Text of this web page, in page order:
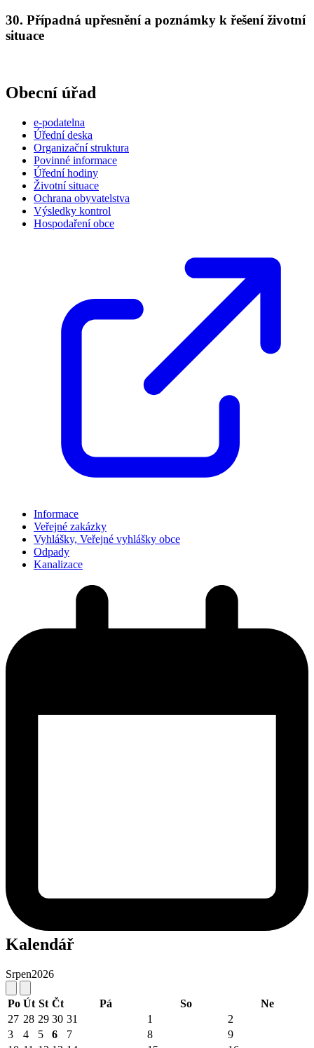
30. Případná upřesnění a poznámky k řešení životní
situace
Obecní úřad
e-podatelna
Úřední deska
Organizační struktura
Povinné informace
Úřední hodiny
Životní situace
Ochrana obyvatelstva
Výsledky kontrol
Hospodaření obce
Informace
Veřejné zakázky
Vyhlášky, Veřejné vyhlášky obce
Odpady
Kanalizace
Kalendář
Srpen2026
Po Út St Čt Pá So
Ne
27 28 29 30 31 1
2
3
4 5 6 7 8
9